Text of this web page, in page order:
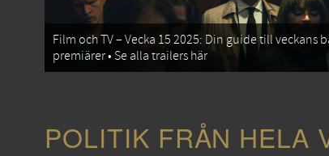
Film och TV – Vecka 15 2025: Din guide till veckans
premiärer • Se alla trailers här
POLITIK FRÅN HELA